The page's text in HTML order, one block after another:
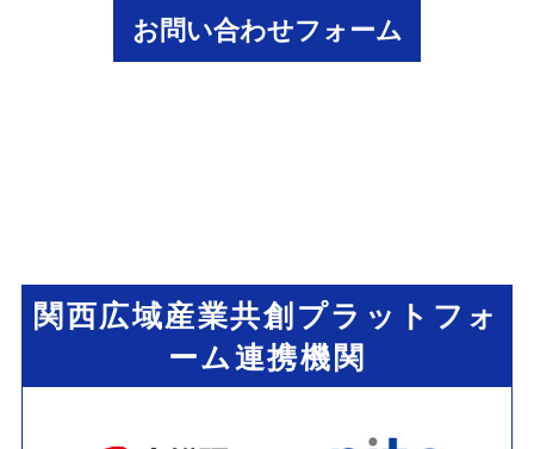
お問い合わせフォーム
関西広域産業共創プラットフォ
ーム連携機関